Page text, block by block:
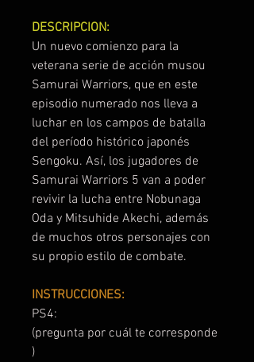
DESCRIPCION:
Un nuevo comienzo para la
veterana serie de acción musou
Samurai Warriors, que en este
episodio numerado nos lleva a
luchar en los campos de batalla
del período histórico japonés
Sengoku. Así, los jugadores de
Samurai Warriors 5 van a poder
revivir la lucha entre Nobunaga
Oda y Mitsuhide Akechi, además
de muchos otros personajes con
su propio estilo de combate.
INSTRUCCIONES:
PS4:
(pregunta por cuál te corresponde
)